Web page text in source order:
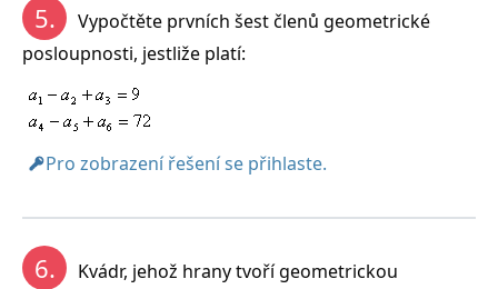
5.
Vypočtěte prvních šest členů geometrické
posloupnosti, jestliže platí:
Pro zobrazení řešení se přihlaste.
6.
Kvádr, jehož hrany tvoří geometrickou